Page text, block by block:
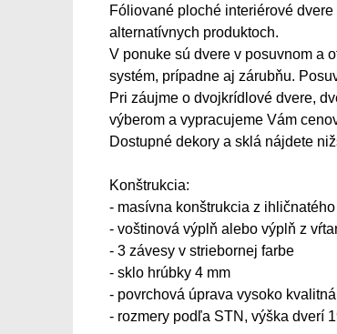
Fóliované ploché interiérové
alternatívnych produktoch.
V ponuke sú dvere v posuvnom a
systém, prípadne aj zárubňu.
Pri záujme o dvojkrídlové dvere,
výberom a vypracujeme Vám
Dostupné dekory a sklá nájdete
Konštrukcia:
- masívna konštrukcia z
- voštinová výplň alebo výplň z
- 3 závesy v striebornej farbe
- sklo hrúbky 4 mm
- povrchová úprava vysoko
- rozmery podľa STN, výška dverí